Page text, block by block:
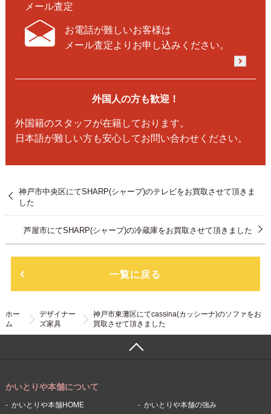
メール査定
お電話が難しいお客様は
メール査定よりお申し込みください。
外国人の方も歓迎！
外国籍のスタッフが在籍しております。
日本語が難しい方も安心してお問い合わせください。
神戸市中央区にてSHARP(シャープ)のテレビをお買取させて頂きま
した
芦屋市にてSHARP(シャープ)の冷蔵庫をお買取させて頂きました
一覧に戻る
ホー
ム
デザイナー
ズ家具
神戸市東灘区にてcassina(カッシーナ)のソファをお
買取させて頂きました
かいとりや本舗について
かいとりや本舗HOME かいとりや本舗の強み